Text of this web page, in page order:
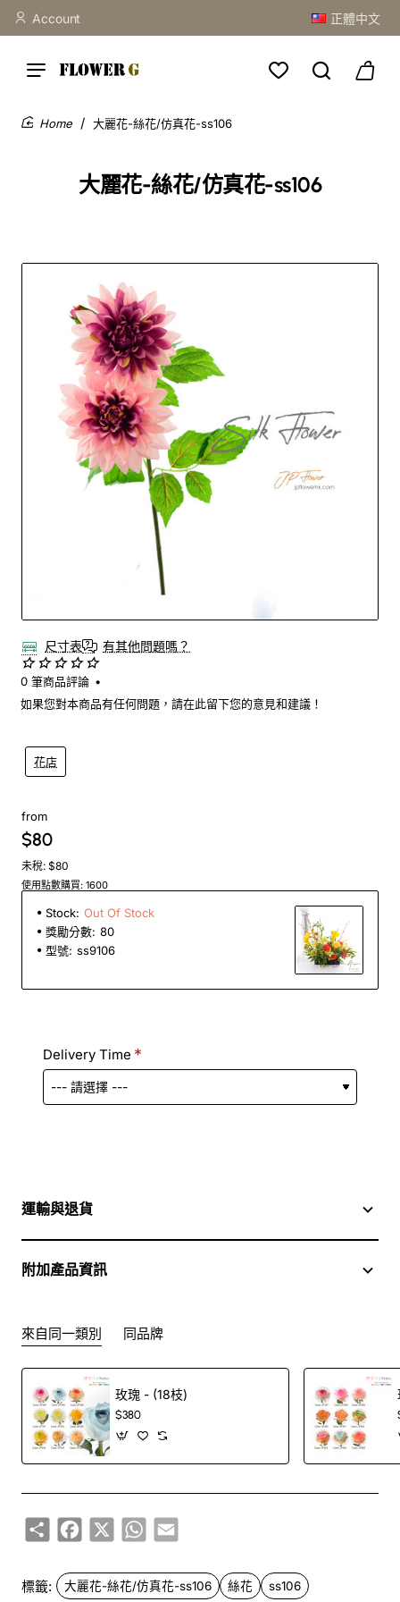
Account 正體中文
大麗花-絲花/仿真花-ss106
大麗花-絲花/仿真花-ss106
Out Of Stock
尺寸表 有其他問題嗎？
花店
0 筆商品評論 •
如果您對本商品有任何問題，請在此留下您的意見和建議！
from
$80
未稅: $80
使用點數購買: 1600
Stock: Out Of Stock
獎勵分數: 80
型號: ss9106
Delivery Time
運輸與退貨
附加產品資訊
來自同一類別 同品牌
玫瑰 - (18枝)
$380
ShareFacebook
X WhatsApp
Email
標籤: 大麗花-絲花/仿真花-ss106 絲花 ss106